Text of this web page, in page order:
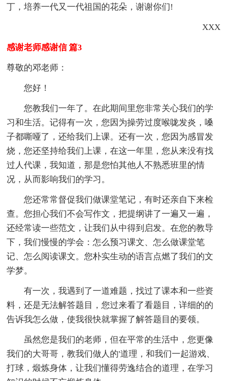
丁，培养一代又一代祖国的花朵，谢谢你们!
XXX
感谢老师感谢信 篇3
尊敬的邓老师：
您好！
您教我们一年了。在此期间里您非常关心我们的学
习和生活。记得有一次，您因为操劳过度喉咙发炎，嗓
子都嘶哑了，还给我们上课。还有一次，您因为感冒发
烧，您还坚持给我们上课，在这一年里，您从来没有找
过人代课，我知道，那是您怕其他人不熟悉班里的情
况，从而影响我们的学习。
您还常常督促我们做课堂笔记，有时还亲自下来检
查。您担心我们不会写作文，把提纲讲了一遍又一遍，
还经常读一些范文，让我们从中得到启发。在您的教导
下，我们慢慢的学会：怎么预习课文、怎么做课堂笔
记、怎么阅读课文。您朴实生动的语言点燃了我们的文
学梦。
有一次，我遇到了一道难题，找过了课本和一些资
料，还是无法解答题目，您过来看了看题目，详细的的
告诉我怎么做，使我很快就掌握了解答题目的要领。
虽然您是我们的老师，但在平常的生活中，您更像
我们的大哥哥，教我们做人的'道理，和我们一起游戏、
打球，煅炼身体，让我们懂得劳逸结合的道理，在学习